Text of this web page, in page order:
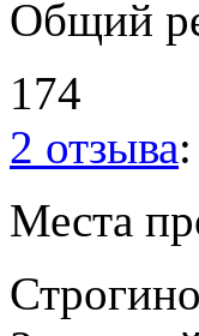
Общий
174
2 отзыва:
Места
Строгино